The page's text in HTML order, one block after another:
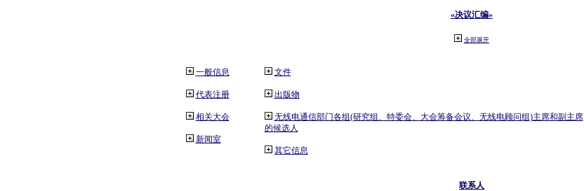
«决议汇编»
全部展开
一般信息
代表注册
相关大会
新闻室
文件
出版物
无线电通信部门各组(研究组、特委会、大会筹备会议、无线电顾问组)主席和副主席
的候选人
其它信息
联系人